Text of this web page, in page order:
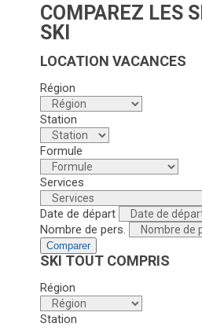
COMPAREZ LES
SKI
LOCATION VACANCES
Région
Station
Formule
Services
Date de départ
Nombre de pers.
Comparer
SKI TOUT COMPRIS
Région
Station